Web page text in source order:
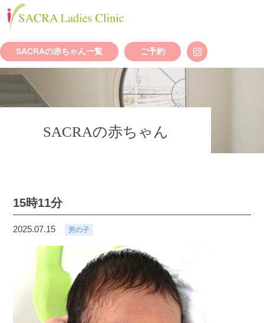
SACRAの赤ちゃん一覧 ご予約
SACRAの赤ちゃん
15時11分
2025.07.15 男の子